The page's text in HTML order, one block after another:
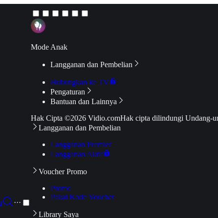
···
Mode Anak
Langganan dan Pembelian
Hubungkan ke TV
Pengaturan
Bantuan dan Lainnya
Hak Cipta ©2026 Vidio.comHak cipta dilindungi Undang-
Langganan dan Pembelian
Langganan Premier
Langganan Aktif
Voucher Promo
Promo
Pakai Kode Voucher
Library Saya